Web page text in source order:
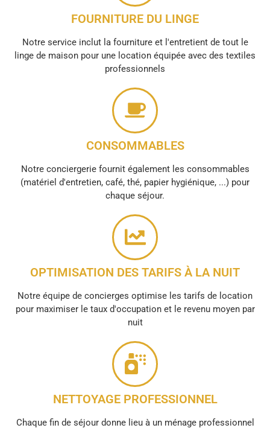
FOURNITURE DU LINGE
Notre service inclut la fourniture et l'entretient de tout le
linge de maison pour une location équipée avec des textiles
professionnels
CONSOMMABLES
Notre conciergerie fournit également les consommables
(matériel d'entretien, café, thé, papier hygiénique, ...) pour
chaque séjour.
OPTIMISATION DES TARIFS À LA NUIT
Notre équipe de concierges optimise les tarifs de location
pour maximiser le taux d'occupation et le revenu moyen par
nuit
NETTOYAGE PROFESSIONNEL
Chaque fin de séjour donne lieu à un ménage professionnel